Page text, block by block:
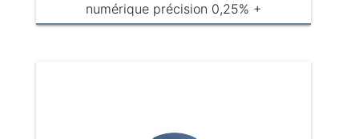
numérique précision 0,25% +
Enregistreur